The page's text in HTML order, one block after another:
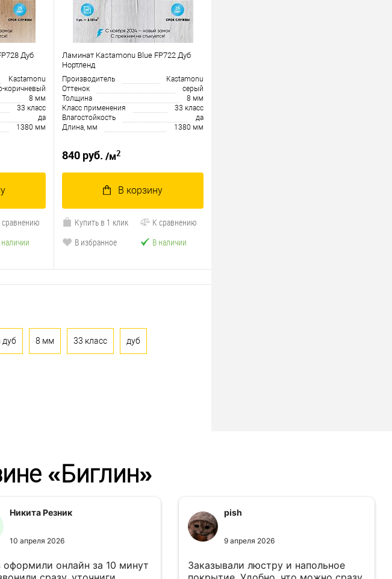
Дуб
Kastamonu
коричневый
8 мм
33 класс
да
1380 мм
сравнению
Ламинат Kastamonu Blue FP722 Дуб
Нортленд
Производитель
Kastamonu
Оттенок
серый
Толщина
8 мм
Класс применения
33 класс
Влагостойкость
да
Длина, мм
1380 мм
840 руб. /м2
В корзину
Купить в 1 клик
К сравнению
В избранное
В наличии
дуб 8 мм 33 класс дуб
«Биглин»
Никита Резник
10 апреля 2026
оформили онлайн за 10 минут
pish
9 апреля 2026
Заказывали люстру и напольное